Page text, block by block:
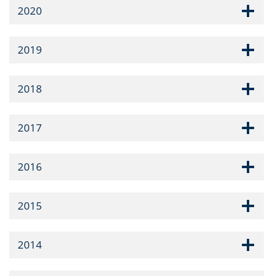
2020
2019
2018
2017
2016
2015
2014